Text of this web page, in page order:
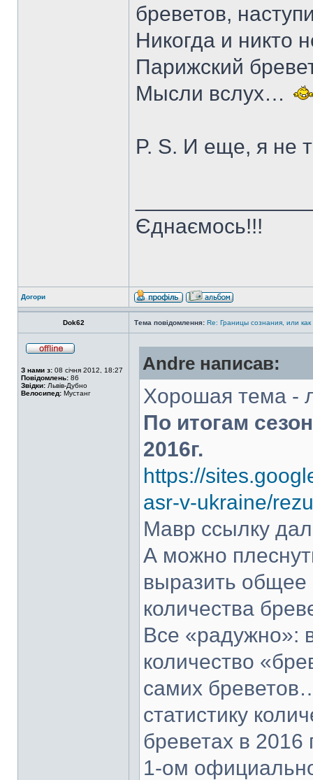
бреветов,
Никогда и никто
Парижский
Мысли вслух…
P. S. И еще, я не
Єднаємось!!!
Догори
Dok62 Тема повідомлення: Re: Границы сознания, или как
З нами з: 08 січня 2012, 18:27
Повідомлень: 86
Звідки: Львів-Дубно
Велосипед: Мустанг
Andre написав:
Хорошая тема -
По итогам
2016г.
https://
asr-v-ukraine/
Мавр ссылку
А можно
выразить общее
количества
Все «радужно»:
количество
самих
статистику
бреветах в
1-ом